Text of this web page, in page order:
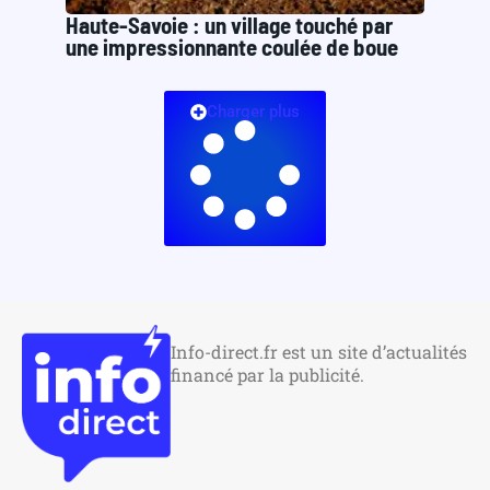
Haute-Savoie : un village touché par
une impressionnante coulée de boue
Charger plus
Info-direct.fr est un site d’actualités
financé par la publicité.